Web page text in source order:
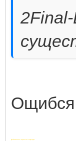
Ощибся
Добавлено через 34 секунды